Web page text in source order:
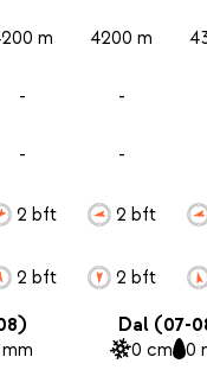
m
-
-
2 bft
2 bft
4200 m
-
-
2 bft
2 bft
Dal (07-
0 cm 0